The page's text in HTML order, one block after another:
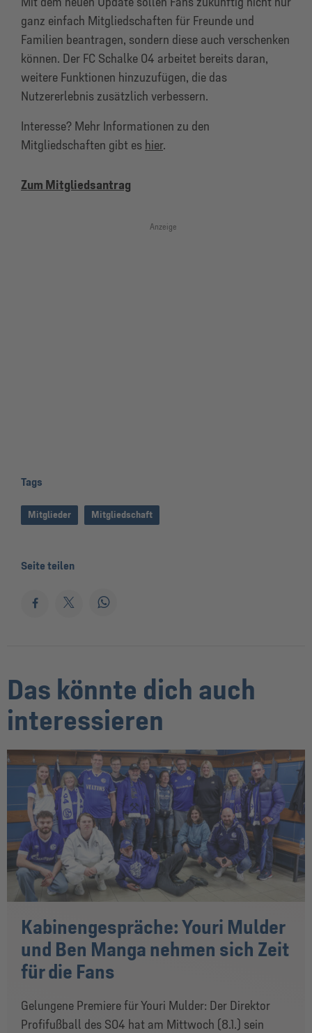
ganz einfach Mitgliedschaften für Freunde und
Familien beantragen, sondern diese auch verschenken
können. Der FC Schalke 04 arbeitet bereits daran,
weitere Funktionen hinzuzufügen, die das
Nutzererlebnis zusätzlich verbessern.
Interesse? Mehr Informationen zu den
Mitgliedschaften gibt es hier.
Zum Mitgliedsantrag
Anzeige
Tags
Mitglieder Mitgliedschaft
Seite teilen
Das könnte dich auch
interessieren
Kabinengespräche: Youri Mulder
und Ben Manga nehmen sich Zeit
für die Fans
Gelungene Premiere für Youri Mulder: Der Direktor
Profifußball des S04 hat am Mittwoch (8.1.) sein